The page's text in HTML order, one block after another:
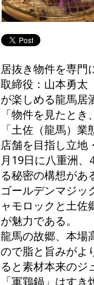
居抜き物件を専門
取締役：山本勇
が楽しめる龍馬居
「物件を見たと
「土佐（龍馬）
店舗を目指し立地
月19日に八重洲
る秘密の構想があ
ゴールデンマジッ
ャモロックと土佐
が魅力である。
龍馬の故郷、本場
ので脂と旨みがよ
ると素材本来のジ
「軍鶏鍋」はす